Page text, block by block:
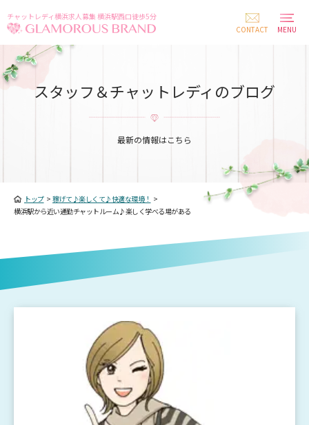
チャットレディ横浜求人募集 横浜駅西口徒歩5分
CONTACT
MENU
スタッフ＆チャットレディのブログ
最新の情報はこちら
トップ> 稼げて♪楽しくて♪快適な環境！ >
横浜駅から近い通勤チャットルーム♪楽しく学べる場がある